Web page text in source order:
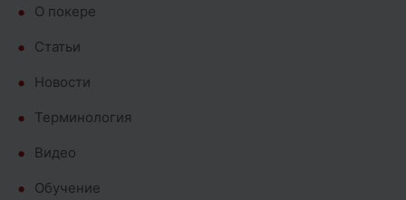
О покере
Cтатьи
Новости
Терминология
Видео
Обучение